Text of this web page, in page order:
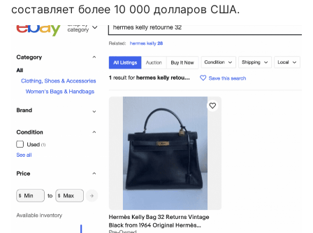
составляет более 10 000 долларов США.